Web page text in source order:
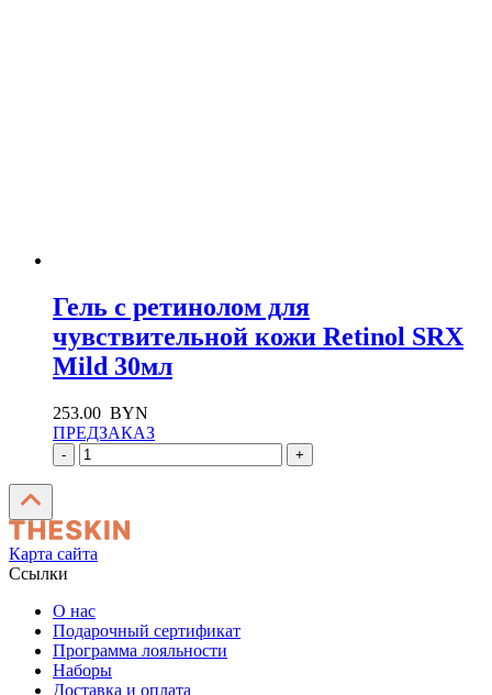
Гель с ретинолом для
чувствительной кожи Retinol SRX
Mild 30мл
253.00 BYN
ПРЕДЗАКАЗ
- +
Карта сайта
Ссылки
О нас
Подарочный сертификат
Программа лояльности
Наборы
Доставка и оплата